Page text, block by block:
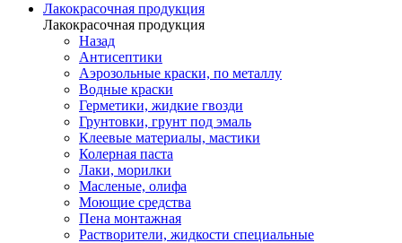
Лакокрасочная продукция
Лакокрасочная продукция
Назад
Антисептики
Аэрозольные краски, по металлу
Водные краски
Герметики, жидкие гвозди
Грунтовки, грунт под эмаль
Клеевые материалы, мастики
Колерная паста
Лаки, морилки
Масленые, олифа
Моющие средства
Пена монтажная
Растворители, жидкости специальные